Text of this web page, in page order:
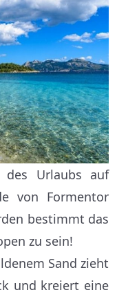
Urlaubs auf
von Formentor
bestimmt das
zu sein!
Sand zieht
und kreiert eine